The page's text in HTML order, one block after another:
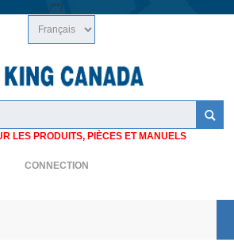
/**/
LES PRODUITS, PIÈCES ET MANUELS
CONNECTION